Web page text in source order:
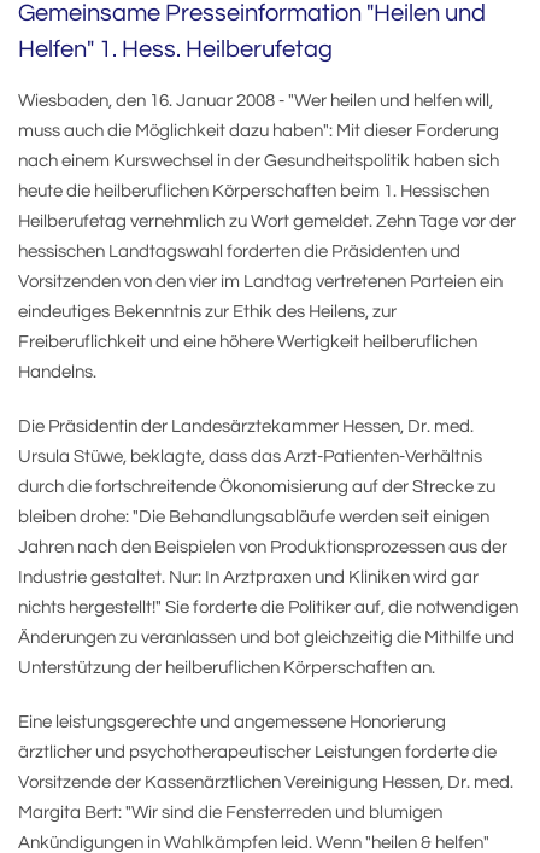
Gemeinsame Presseinformation "Heilen und
Helfen" 1. Hess. Heilberufetag
Wiesbaden, den 16. Januar 2008 - "Wer heilen und helfen will,
muss auch die Möglichkeit dazu haben": Mit dieser Forderung
nach einem Kurswechsel in der Gesundheitspolitik haben sich
heute die heilberuflichen Körperschaften beim 1. Hessischen
Heilberufetag vernehmlich zu Wort gemeldet. Zehn Tage vor der
hessischen Landtagswahl forderten die Präsidenten und
Vorsitzenden von den vier im Landtag vertretenen Parteien ein
eindeutiges Bekenntnis zur Ethik des Heilens, zur
Freiberuflichkeit und eine höhere Wertigkeit heilberuflichen
Handelns.
Die Präsidentin der Landesärztekammer Hessen, Dr. med.
Ursula Stüwe, beklagte, dass das Arzt-Patienten-Verhältnis
durch die fortschreitende Ökonomisierung auf der Strecke zu
bleiben drohe: "Die Behandlungsabläufe werden seit einigen
Jahren nach den Beispielen von Produktionsprozessen aus der
Industrie gestaltet. Nur: In Arztpraxen und Kliniken wird gar
nichts hergestellt!" Sie forderte die Politiker auf, die notwendigen
Änderungen zu veranlassen und bot gleichzeitig die Mithilfe und
Unterstützung der heilberuflichen Körperschaften an.
Eine leistungsgerechte und angemessene Honorierung
ärztlicher und psychotherapeutischer Leistungen forderte die
Vorsitzende der Kassenärztlichen Vereinigung Hessen, Dr. med.
Margita Bert: "Wir sind die Fensterreden und blumigen
Ankündigungen in Wahlkämpfen leid. Wenn "heilen & helfen"